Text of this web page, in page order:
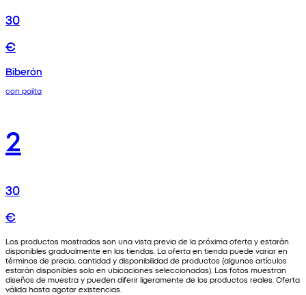
30
€
Biberón
con pajita
2
30
€
Los productos mostrados son una vista previa de la próxima oferta y estarán
disponibles gradualmente en las tiendas. La oferta en tienda puede variar en
términos de precio, cantidad y disponibilidad de productos (algunos artículos
estarán disponibles solo en ubicaciones seleccionadas). Las fotos muestran
diseños de muestra y pueden diferir ligeramente de los productos reales. Oferta
válida hasta agotar existencias.